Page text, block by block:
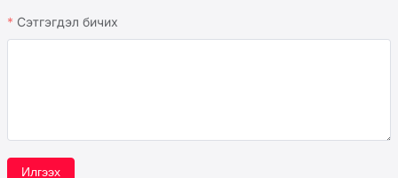
Сэтгэгдэл бичих
Илгээх